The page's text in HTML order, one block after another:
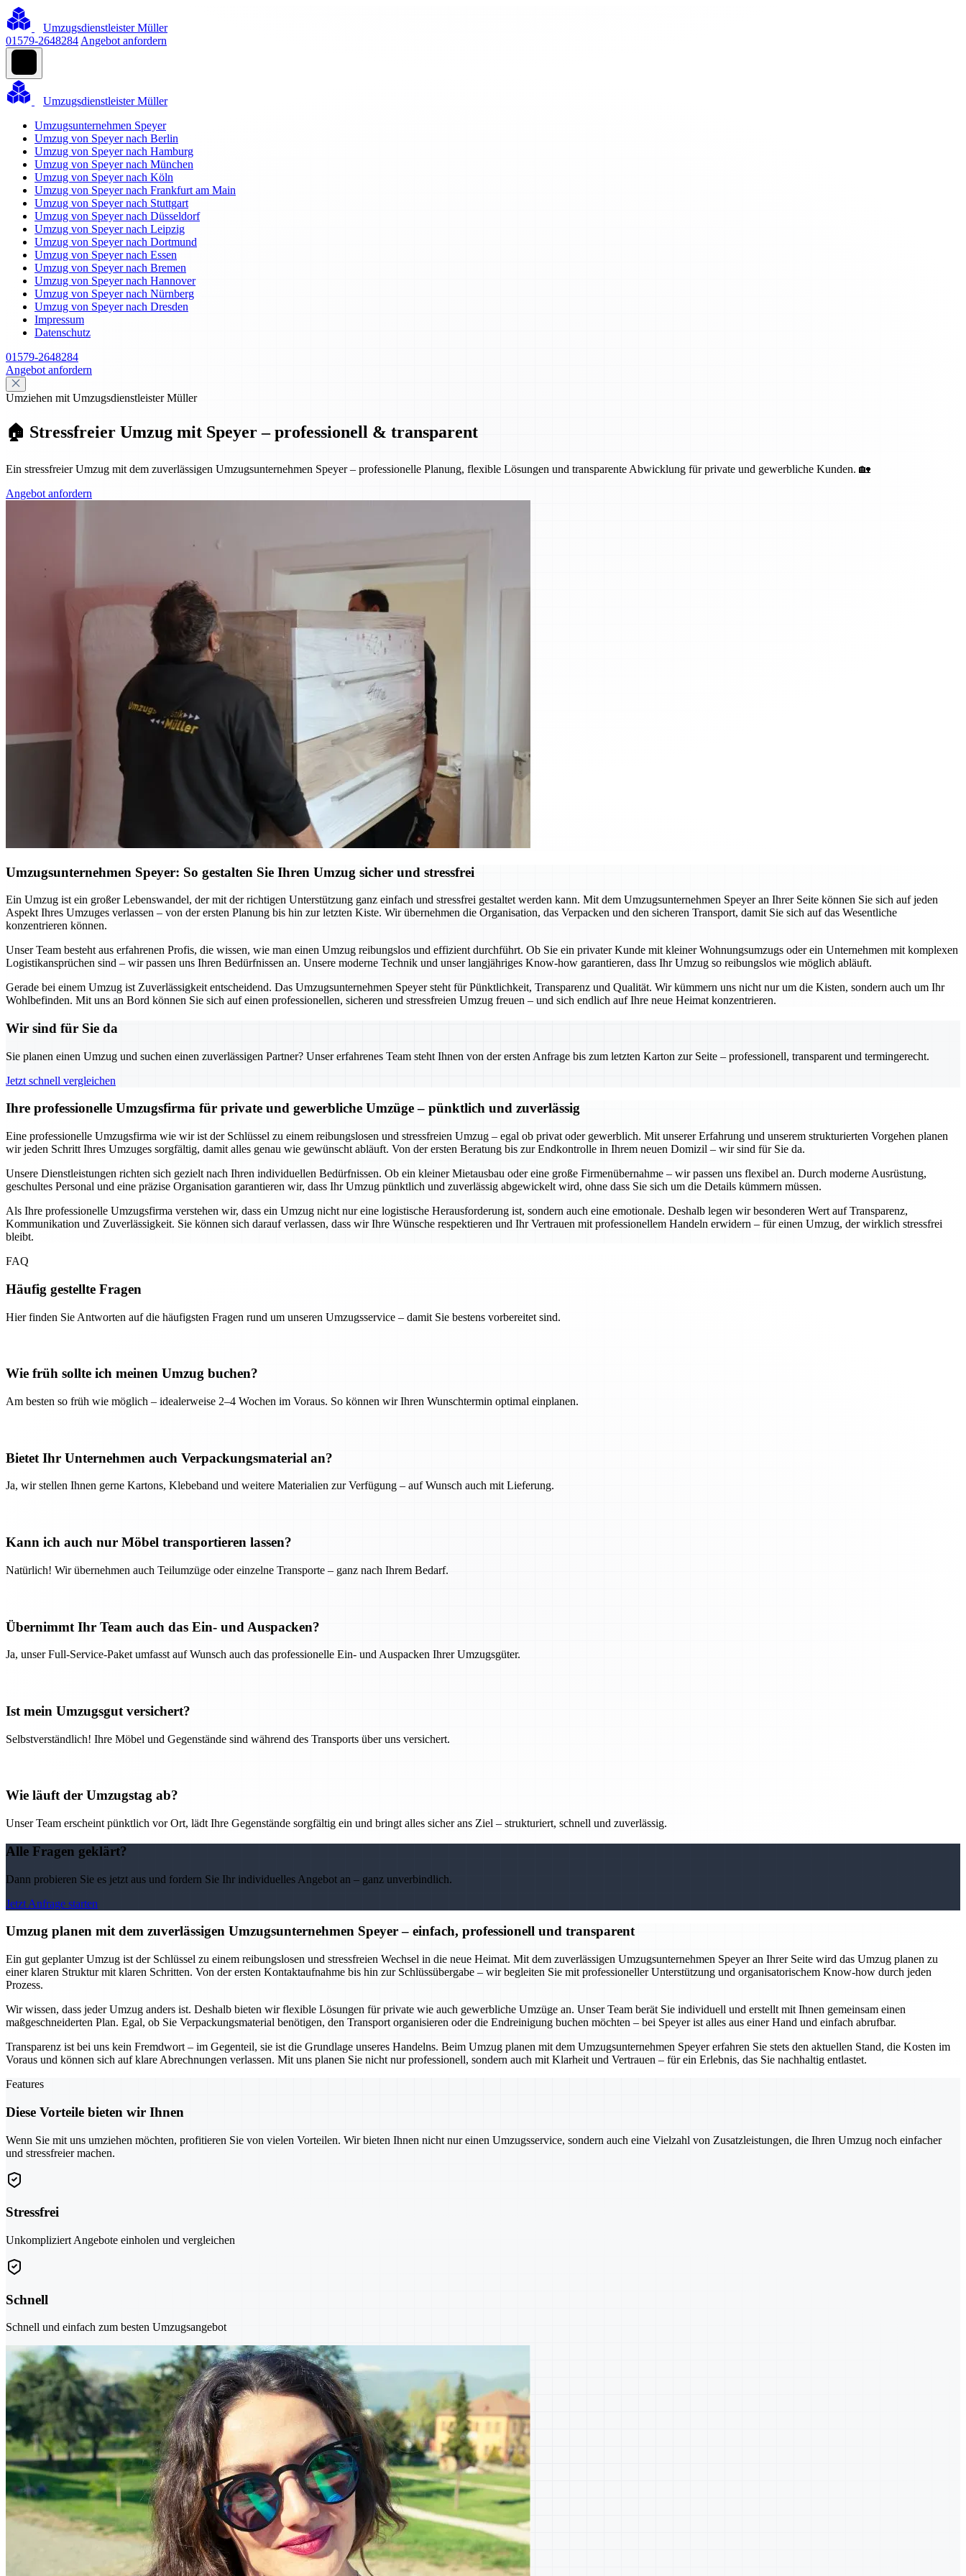
Umzugsdienstleister Müller
01579-2648284 Angebot anfordern
Umzugsdienstleister Müller
Umzugsunternehmen Speyer
Umzug von Speyer nach Berlin
Umzug von Speyer nach Hamburg
Umzug von Speyer nach München
Umzug von Speyer nach Köln
Umzug von Speyer nach Frankfurt am Main
Umzug von Speyer nach Stuttgart
Umzug von Speyer nach Düsseldorf
Umzug von Speyer nach Leipzig
Umzug von Speyer nach Dortmund
Umzug von Speyer nach Essen
Umzug von Speyer nach Bremen
Umzug von Speyer nach Hannover
Umzug von Speyer nach Nürnberg
Umzug von Speyer nach Dresden
Impressum
Datenschutz
01579-2648284
Angebot anfordern
Umziehen mit Umzugsdienstleister Müller
🏠 Stressfreier Umzug mit Speyer – professionell & transparent
Ein stressfreier Umzug mit dem zuverlässigen Umzugsunternehmen Speyer – professionelle Planung, flexible Lösungen und transparente Abwicklung für private und gewerbliche Kunden. 🏡
Angebot anfordern
Umzugsunternehmen Speyer: So gestalten Sie Ihren Umzug sicher und stressfrei
Ein Umzug ist ein großer Lebenswandel, der mit der richtigen Unterstützung ganz einfach und stressfrei gestaltet werden kann. Mit dem Umzugsunternehmen Speyer an Ihrer Seite können Sie sich auf jeden
Aspekt Ihres Umzuges verlassen – von der ersten Planung bis hin zur letzten Kiste. Wir übernehmen die Organisation, das Verpacken und den sicheren Transport, damit Sie sich auf das Wesentliche
konzentrieren können.
Unser Team besteht aus erfahrenen Profis, die wissen, wie man einen Umzug reibungslos und effizient durchführt. Ob Sie ein privater Kunde mit kleiner Wohnungsumzugs oder ein Unternehmen mit komplexen
Logistikansprüchen sind – wir passen uns Ihren Bedürfnissen an. Unsere moderne Technik und unser langjähriges Know-how garantieren, dass Ihr Umzug so reibungslos wie möglich abläuft.
Gerade bei einem Umzug ist Zuverlässigkeit entscheidend. Das Umzugsunternehmen Speyer steht für Pünktlichkeit, Transparenz und Qualität. Wir kümmern uns nicht nur um die Kisten, sondern auch um Ihr
Wohlbefinden. Mit uns an Bord können Sie sich auf einen professionellen, sicheren und stressfreien Umzug freuen – und sich endlich auf Ihre neue Heimat konzentrieren.
Wir sind für Sie da
Sie planen einen Umzug und suchen einen zuverlässigen Partner? Unser erfahrenes Team steht Ihnen von der ersten Anfrage bis zum letzten Karton zur Seite – professionell, transparent und termingerecht.
Jetzt schnell vergleichen
Ihre professionelle Umzugsfirma für private und gewerbliche Umzüge – pünktlich und zuverlässig
Eine professionelle Umzugsfirma wie wir ist der Schlüssel zu einem reibungslosen und stressfreien Umzug – egal ob privat oder gewerblich. Mit unserer Erfahrung und unserem strukturierten Vorgehen planen
wir jeden Schritt Ihres Umzuges sorgfältig, damit alles genau wie gewünscht abläuft. Von der ersten Beratung bis zur Endkontrolle in Ihrem neuen Domizil – wir sind für Sie da.
Unsere Dienstleistungen richten sich gezielt nach Ihren individuellen Bedürfnissen. Ob ein kleiner Mietausbau oder eine große Firmenübernahme – wir passen uns flexibel an. Durch moderne Ausrüstung,
geschultes Personal und eine präzise Organisation garantieren wir, dass Ihr Umzug pünktlich und zuverlässig abgewickelt wird, ohne dass Sie sich um die Details kümmern müssen.
Als Ihre professionelle Umzugsfirma verstehen wir, dass ein Umzug nicht nur eine logistische Herausforderung ist, sondern auch eine emotionale. Deshalb legen wir besonderen Wert auf Transparenz,
Kommunikation und Zuverlässigkeit. Sie können sich darauf verlassen, dass wir Ihre Wünsche respektieren und Ihr Vertrauen mit professionellem Handeln erwidern – für einen Umzug, der wirklich stressfrei
bleibt.
FAQ
Häufig gestellte Fragen
Hier finden Sie Antworten auf die häufigsten Fragen rund um unseren Umzugsservice – damit Sie bestens vorbereitet sind.
Wie früh sollte ich meinen Umzug buchen?
Am besten so früh wie möglich – idealerweise 2–4 Wochen im Voraus. So können wir Ihren Wunschtermin optimal einplanen.
Bietet Ihr Unternehmen auch Verpackungsmaterial an?
Ja, wir stellen Ihnen gerne Kartons, Klebeband und weitere Materialien zur Verfügung – auf Wunsch auch mit Lieferung.
Kann ich auch nur Möbel transportieren lassen?
Natürlich! Wir übernehmen auch Teilumzüge oder einzelne Transporte – ganz nach Ihrem Bedarf.
Übernimmt Ihr Team auch das Ein- und Auspacken?
Ja, unser Full-Service-Paket umfasst auf Wunsch auch das professionelle Ein- und Auspacken Ihrer Umzugsgüter.
Ist mein Umzugsgut versichert?
Selbstverständlich! Ihre Möbel und Gegenstände sind während des Transports über uns versichert.
Wie läuft der Umzugstag ab?
Unser Team erscheint pünktlich vor Ort, lädt Ihre Gegenstände sorgfältig ein und bringt alles sicher ans Ziel – strukturiert, schnell und zuverlässig.
Alle Fragen geklärt?
Dann probieren Sie es jetzt aus und fordern Sie Ihr individuelles Angebot an – ganz unverbindlich.
Jetzt Anfrage starten
Umzug planen mit dem zuverlässigen Umzugsunternehmen Speyer – einfach, professionell und transparent
Ein gut geplanter Umzug ist der Schlüssel zu einem reibungslosen und stressfreien Wechsel in die neue Heimat. Mit dem zuverlässigen Umzugsunternehmen Speyer an Ihrer Seite wird das Umzug planen zu
einer klaren Struktur mit klaren Schritten. Von der ersten Kontaktaufnahme bis hin zur Schlüssübergabe – wir begleiten Sie mit professioneller Unterstützung und organisatorischem Know-how durch jeden
Prozess.
Wir wissen, dass jeder Umzug anders ist. Deshalb bieten wir flexible Lösungen für private wie auch gewerbliche Umzüge an. Unser Team berät Sie individuell und erstellt mit Ihnen gemeinsam einen
maßgeschneiderten Plan. Egal, ob Sie Verpackungsmaterial benötigen, den Transport organisieren oder die Endreinigung buchen möchten – bei Speyer ist alles aus einer Hand und einfach abrufbar.
Transparenz ist bei uns kein Fremdwort – im Gegenteil, sie ist die Grundlage unseres Handelns. Beim Umzug planen mit dem Umzugsunternehmen Speyer erfahren Sie stets den aktuellen Stand, die Kosten im
Voraus und können sich auf klare Abrechnungen verlassen. Mit uns planen Sie nicht nur professionell, sondern auch mit Klarheit und Vertrauen – für ein Erlebnis, das Sie nachhaltig entlastet.
Features
Diese Vorteile bieten wir Ihnen
Wenn Sie mit uns umziehen möchten, profitieren Sie von vielen Vorteilen. Wir bieten Ihnen nicht nur einen Umzugsservice, sondern auch eine Vielzahl von Zusatzleistungen, die Ihren Umzug noch einfacher
und stressfreier machen.
Stressfrei
Unkompliziert Angebote einholen und vergleichen
Schnell
Schnell und einfach zum besten Umzugsangebot